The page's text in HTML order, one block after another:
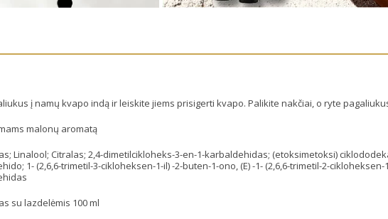
į namų kvapo indą ir leiskite jiems prisigerti kvapo. Palikite nakčiai, o ryte
malonų aromatą
Linalool; Citralas; 2,4-dimetilcikloheks-3-en-1-karbaldehidas; (etoksimetoksi)
1- (2,6,6-trimetil-3-cikloheksen-1-il) -2-buten-1-ono, (E) -1- (2,6,6-trimetil-2-
su lazdelėmis 100 ml